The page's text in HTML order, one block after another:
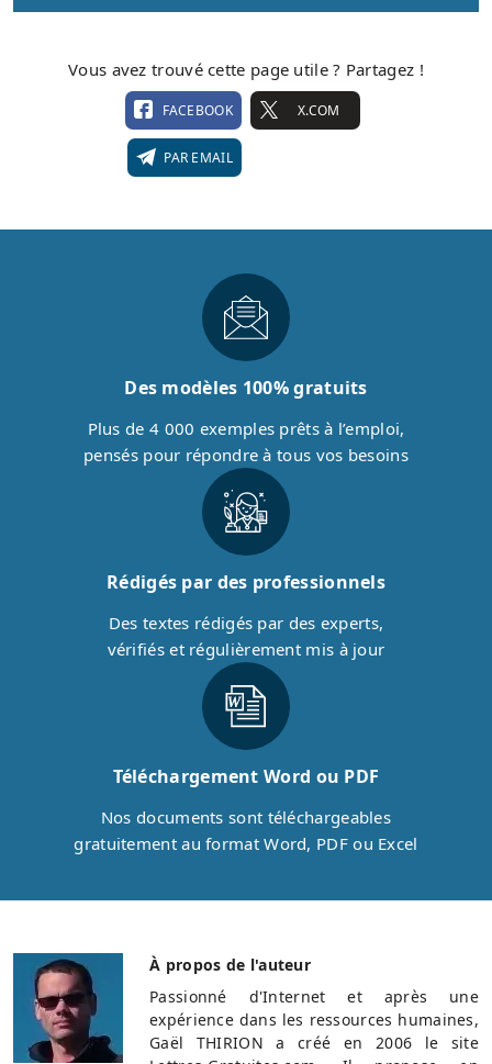
Vous avez trouvé cette page utile ? Partagez !
FACEBOOK X.COM
PAR EMAIL
Des modèles 100% gratuits
Plus de 4 000 exemples prêts à l’emploi,
pensés pour répondre à tous vos besoins
Rédigés par des professionnels
Des textes rédigés par des experts,
vérifiés et régulièrement mis à jour
Téléchargement Word ou PDF
Nos documents sont téléchargeables
gratuitement au format Word, PDF ou Excel
À propos de l'auteur
Passionné d'Internet et après une
expérience dans les ressources humaines,
Gaël THIRION a créé en 2006 le site